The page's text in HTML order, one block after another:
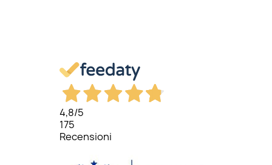
4,8/5
175
Recensioni